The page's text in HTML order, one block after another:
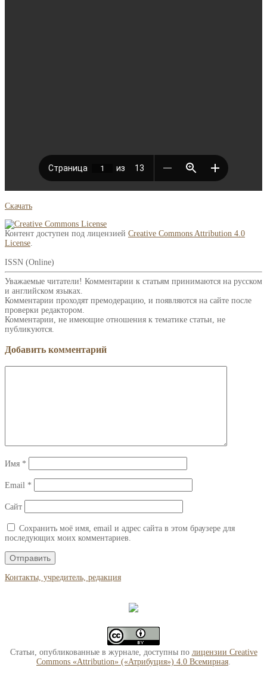
Скачать
Контент доступен под лицензией Creative Commons Attribution 4.0
License
ISSN (Online)
Уважаемые читатели! Комментарии к статьям принимаются на русском
и английском языках.
Комментарии проходят премодерацию, и появляются на сайте после
проверки редактором.
Комментарии, не имеющие отношения к тематике статьи, не
публикуются.
Добавить комментарий
Имя *
Email *
Сайт
Сохранить моё имя, email и адрес сайта в этом браузере для
последующих моих комментариев.
Контакты, учредитель, редакция
Статьи, опубликованные в журнале, доступны по лицензии Creative
Commons «Attribution» («Атрибуция») 4.0 Всемирная